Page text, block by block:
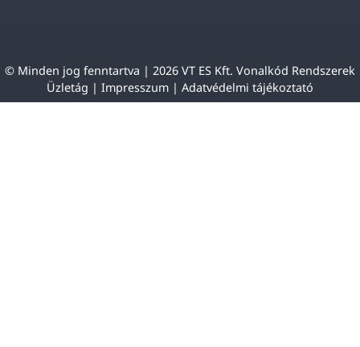
© Minden jog fenntartva | 2026 VT ES Kft. Vonalkód Rendszerek
Üzletág | Impresszum | Adatvédelmi tájékoztató